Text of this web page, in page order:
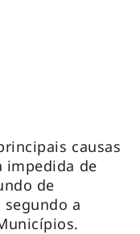
causas
impedida de
de
a